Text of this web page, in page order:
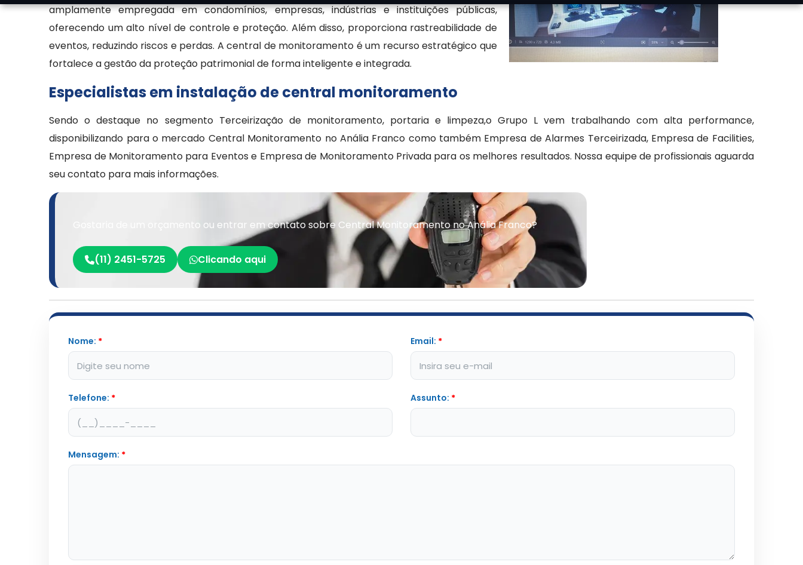
amplamente empregada em condomínios, empresas, indústrias e instituições públicas,
oferecendo um alto nível de controle e proteção. Além disso, proporciona rastreabilidade de
eventos, reduzindo riscos e perdas. A central de monitoramento é um recurso estratégico que
fortalece a gestão da proteção patrimonial de forma inteligente e integrada.
Especialistas em instalação de central monitoramento
Sendo o destaque no segmento Terceirização de monitoramento, portaria e limpeza,o Grupo L vem trabalhando com alta performance,
disponibilizando para o mercado Central Monitoramento no Anália Franco como também Empresa de Alarmes Terceirizada, Empresa de Facilities,
Empresa de Monitoramento para Eventos e Empresa de Monitoramento Privada para os melhores resultados. Nossa equipe de profissionais aguarda
seu contato para mais informações.
Gostaria de um orçamento ou entrar em contato sobre Central Monitoramento no Anália Franco?
(11) 2451-5725 Clicando aqui
Nome: * Email: *
Telefone: * Assunto: *
Mensagem: *